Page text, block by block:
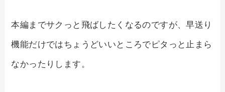
本編までサクっと飛ばしたくなるのですが、早送り
機能だけではちょうどいいところでピタっと止まら
なかったりします。